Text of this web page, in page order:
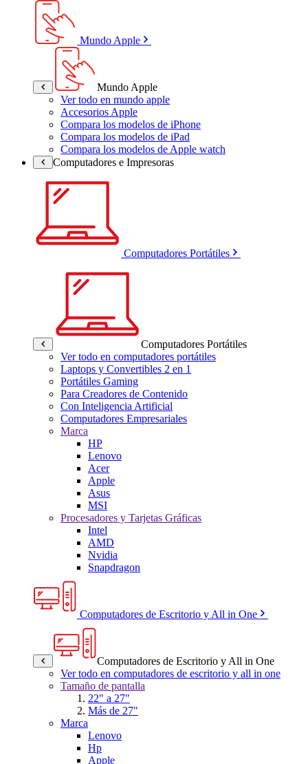
Mundo Apple
Mundo Apple
Ver todo en mundo apple
Accesorios Apple
Compara los modelos de iPhone
Compara los modelos de iPad
Compara los modelos de Apple watch
Computadores e Impresoras
Computadores Portátiles
Computadores Portátiles
Ver todo en computadores portátiles
Laptops y Convertibles 2 en 1
Portátiles Gaming
Para Creadores de Contenido
Con Inteligencia Artificial
Computadores Empresariales
Marca
HP
Lenovo
Acer
Apple
Asus
MSI
Procesadores y Tarjetas Gráficas
Intel
AMD
Nvidia
Snapdragon
Computadores de Escritorio y All in One
Computadores de Escritorio y All in One
Ver todo en computadores de escritorio y all in one
Tamaño de pantalla
22" a 27"
Más de 27"
Marca
Lenovo
Hp
Apple